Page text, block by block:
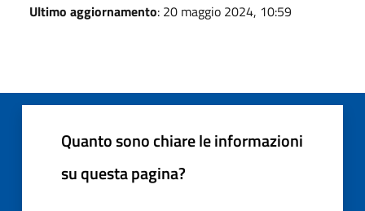
Ultimo aggiornamento: 20 maggio 2024, 10:59
Quanto sono chiare le informazioni
su questa pagina?